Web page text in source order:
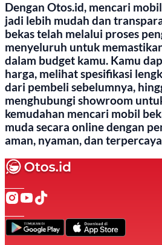
Dengan Otos.id, mencari
jadi lebih mudah dan
bekas telah melalui proses
menyeluruh untuk
dalam budget kamu. Kamu
harga, melihat spesifikasi
dari pembeli sebelumnya,
menghubungi showroom
kemudahan mencari mobil
muda secara online dengan
aman, nyaman, dan